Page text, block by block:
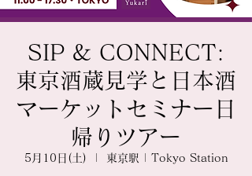
SIP & CONNECT:
東京酒蔵見学と日本酒
マーケットセミナー日
帰りツアー
5月10日(土) 東京駅 | Tokyo Station